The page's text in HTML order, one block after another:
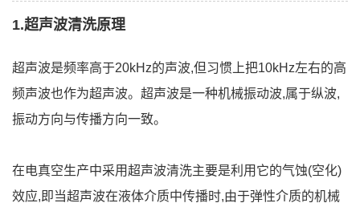
1.超声波清洗原理
超声波是频率高于20kHz的声波,但习惯上把10kHz左右的高
频声波也作为超声波。超声波是一种机械振动波,属于纵波,
振动方向与传播方向一致。
在电真空生产中采用超声波清洗主要是利用它的气蚀(空化)
效应,即当超声波在液体介质中传播时,由于弹性介质的机械